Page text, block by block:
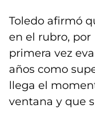
Toledo afirmó
en el rubro, por
primera vez
años como
llega el
ventana y que